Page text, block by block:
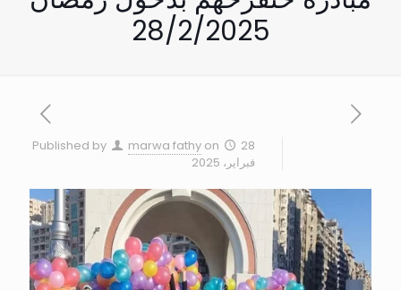
28/2/2025
Published by marwa fathy on
28
فبراير، 2025